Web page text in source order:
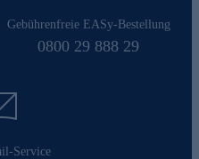
Gebührenfreie EASy-Bestellung
0800 29 888 29
Service